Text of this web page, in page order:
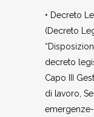
• Decreto
(Decreto
decreto
Capo III
di lavoro,
emergenze-.